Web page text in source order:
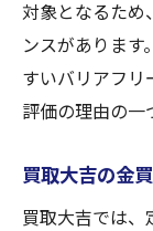
対象となるため
ンスがありま
すいバリアフ
評価の理由の一
買取大吉の金
買取大吉では、